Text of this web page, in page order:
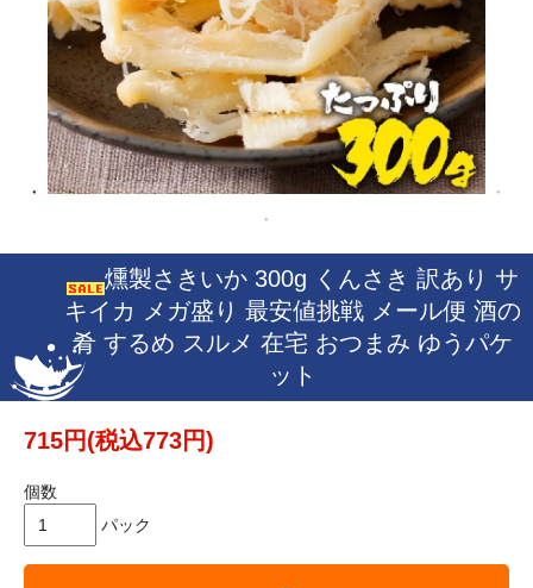
燻製さきいか 300g くんさき 訳あり サ
キイカ メガ盛り 最安値挑戦 メール便 酒の
肴 するめ スルメ 在宅 おつまみ ゆうパケ
ット
715円(税込773円)
個数
パック